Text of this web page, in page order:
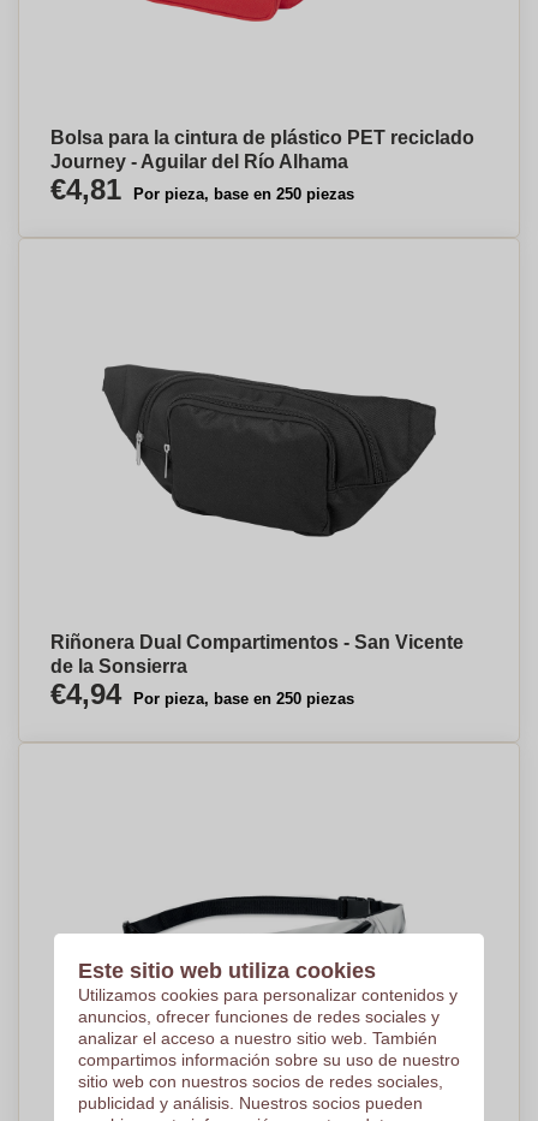
Bolsa para la cintura de plástico PET reciclado
Journey - Aguilar del Río Alhama
€4,81 Por pieza, base en 250 piezas
Riñonera Dual Compartimentos - San Vicente
de la Sonsierra
€4,94 Por pieza, base en 250 piezas
Este sitio web utiliza cookies
Utilizamos cookies para personalizar contenidos y
anuncios, ofrecer funciones de redes sociales y
analizar el acceso a nuestro sitio web. También
compartimos información sobre su uso de nuestro
sitio web con nuestros socios de redes sociales,
publicidad y análisis. Nuestros socios pueden